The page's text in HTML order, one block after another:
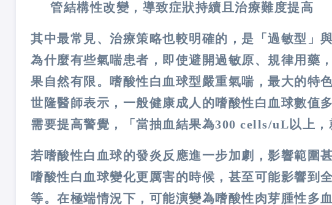
管結構性改變，導致症狀持續且治療難度提高
其中最常見、治療策略也較明確的，是「過敏型」
為什麼有些氣喘患者，即使避開過敏原、規律用藥
果自然有限。嗜酸性白血球型嚴重氣喘，最大的特
世隆醫師表示，一般健康成人的嗜酸性白血球數值
需要提高警覺，「當抽血結果為300 cells/uL以上，
若嗜酸性白血球的發炎反應進一步加劇，影響範圍
嗜酸性白血球變化更厲害的時候，甚至可能影響到
等。在極端情況下，可能演變為嗜酸性肉芽腫性多